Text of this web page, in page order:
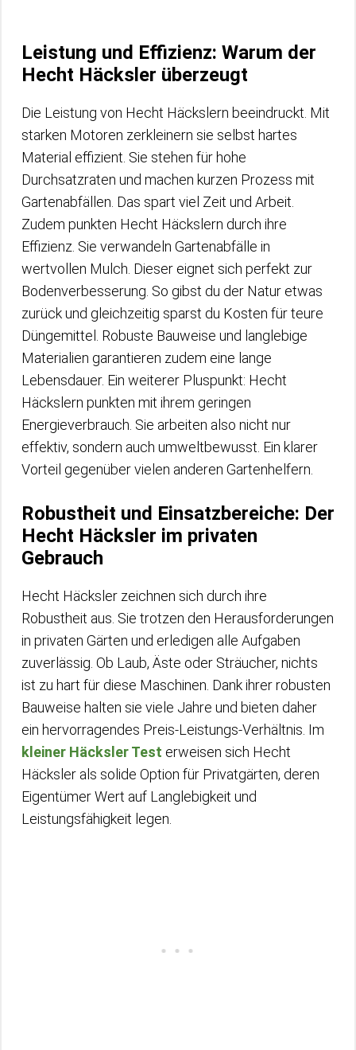
Leistung und Effizienz: Warum der
Hecht Häcksler überzeugt
Die Leistung von Hecht Häckslern beeindruckt. Mit
starken Motoren zerkleinern sie selbst hartes
Material effizient. Sie stehen für hohe
Durchsatzraten und machen kurzen Prozess mit
Gartenabfällen. Das spart viel Zeit und Arbeit.
Zudem punkten Hecht Häckslern durch ihre
Effizienz. Sie verwandeln Gartenabfälle in
wertvollen Mulch. Dieser eignet sich perfekt zur
Bodenverbesserung. So gibst du der Natur etwas
zurück und gleichzeitig sparst du Kosten für teure
Düngemittel. Robuste Bauweise und langlebige
Materialien garantieren zudem eine lange
Lebensdauer. Ein weiterer Pluspunkt: Hecht
Häckslern punkten mit ihrem geringen
Energieverbrauch. Sie arbeiten also nicht nur
effektiv, sondern auch umweltbewusst. Ein klarer
Vorteil gegenüber vielen anderen Gartenhelfern.
Robustheit und Einsatzbereiche: Der
Hecht Häcksler im privaten
Gebrauch
Hecht Häcksler zeichnen sich durch ihre
Robustheit aus. Sie trotzen den Herausforderungen
in privaten Gärten und erledigen alle Aufgaben
zuverlässig. Ob Laub, Äste oder Sträucher, nichts
ist zu hart für diese Maschinen. Dank ihrer robusten
Bauweise halten sie viele Jahre und bieten daher
ein hervorragendes Preis-Leistungs-Verhältnis. Im
kleiner Häcksler Test erweisen sich Hecht
Häcksler als solide Option für Privatgärten, deren
Eigentümer Wert auf Langlebigkeit und
Leistungsfähigkeit legen.